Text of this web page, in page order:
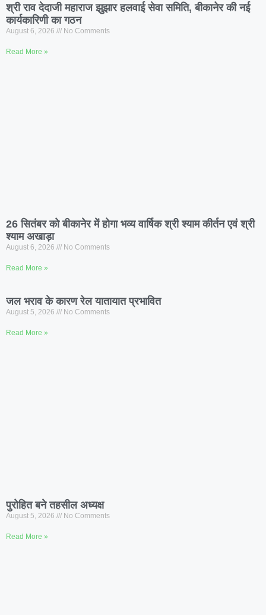
श्री राव देदाजी महाराज झुझार हलवाई सेवा समिति, बीकानेर की नई
कार्यकारिणी का गठन
August 6, 2026 No Comments
Read More »
26 सितंबर को बीकानेर में होगा भव्य वार्षिक श्री श्याम कीर्तन एवं श्री
श्याम अखाड़ा
August 6, 2026 No Comments
Read More »
जल भराव के कारण रेल यातायात प्रभावित
August 5, 2026 No Comments
Read More »
पुरोहित बने तहसील अध्यक्ष
August 5, 2026 No Comments
Read More »